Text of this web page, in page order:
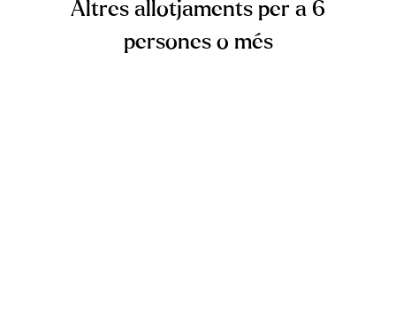
Altres allotjaments per a 6
persones o més